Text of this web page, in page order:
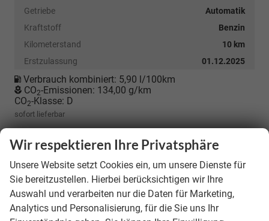
Getriebe
Automatik
Kraftstoff
Benzin
Kilometerstand
10 km
Erstzulassung
01.12.2025
Verbrauch kombiniert: 5,90 l/100km
CO2-Emissionen: 134,00 g/km
CO2-Klasse: D
sofort lieferbar
38.195,– €
incl. 19% MwSt.
Details
Kostenloser Rückruf-Service
PDF-Datei, Fahrzeugexposé drucken
Fahrzeug parken
Wir respektieren Ihre Privatsphäre
Unsere Website setzt Cookies ein, um unsere Dienste für
Sie bereitzustellen. Hierbei berücksichtigen wir Ihre
Auswahl und verarbeiten nur die Daten für Marketing,
Analytics und Personalisierung, für die Sie uns Ihr